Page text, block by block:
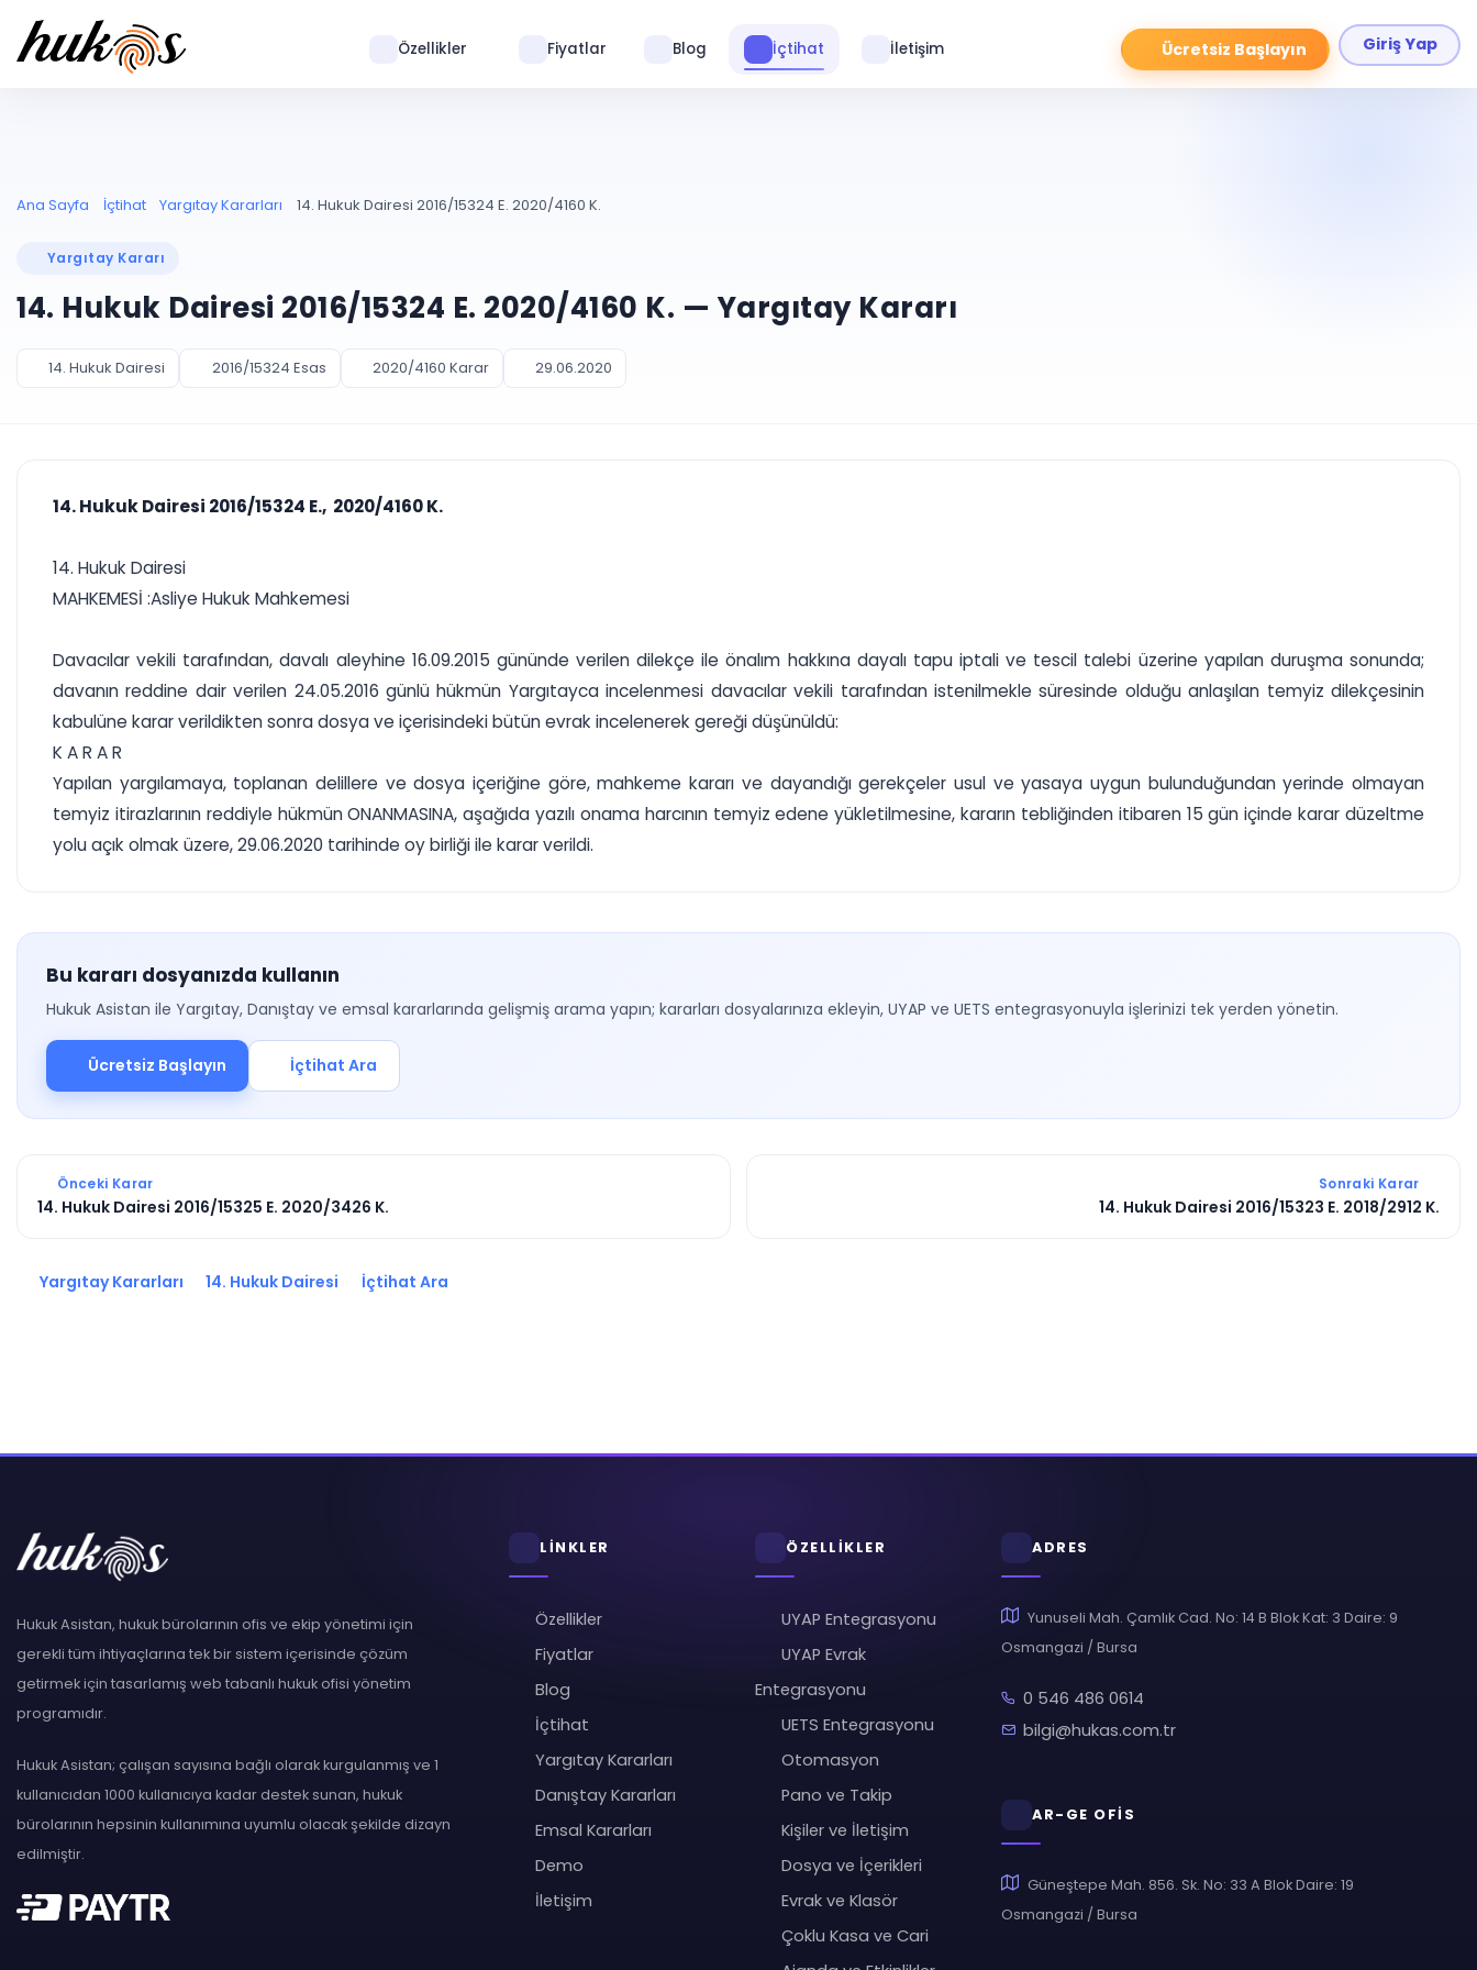
Ücretsiz Başlayın Giriş Yap
Özellikler Fiyatlar Blog İçtihat İletişim
Ana Sayfa İçtihat Yargıtay Kararları 14. Hukuk Dairesi 2016/15324 E. 2020/4160 K.
Yargıtay Kararı
14. Hukuk Dairesi 2016/15324 E. 2020/4160 K. — Yargıtay Kararı
14. Hukuk Dairesi 2016/15324 Esas 2020/4160 Karar 29.06.2020
14. Hukuk Dairesi 2016/15324 E., 2020/4160 K.
14. Hukuk Dairesi
MAHKEMESİ :Asliye Hukuk Mahkemesi
Davacılar vekili tarafından, davalı aleyhine 16.09.2015 gününde verilen dilekçe ile önalım hakkına dayalı tapu iptali ve tescil talebi üzerine yapılan duruşma sonunda;
davanın reddine dair verilen 24.05.2016 günlü hükmün Yargıtayca incelenmesi davacılar vekili tarafından istenilmekle süresinde olduğu anlaşılan temyiz dilekçesinin
kabulüne karar verildikten sonra dosya ve içerisindeki bütün evrak incelenerek gereği düşünüldü:
K A R A R
Yapılan yargılamaya, toplanan delillere ve dosya içeriğine göre, mahkeme kararı ve dayandığı gerekçeler usul ve yasaya uygun bulunduğundan yerinde olmayan
temyiz itirazlarının reddiyle hükmün ONANMASINA, aşağıda yazılı onama harcının temyiz edene yükletilmesine, kararın tebliğinden itibaren 15 gün içinde karar düzeltme
yolu açık olmak üzere, 29.06.2020 tarihinde oy birliği ile karar verildi.
Bu kararı dosyanızda kullanın
Hukuk Asistan ile Yargıtay, Danıştay ve emsal kararlarında gelişmiş arama yapın; kararları dosyalarınıza ekleyin, UYAP ve UETS entegrasyonuyla işlerinizi tek yerden yönetin.
Ücretsiz Başlayın İçtihat Ara
Önceki Karar
14. Hukuk Dairesi 2016/15325 E. 2020/3426 K.
Sonraki Karar
14. Hukuk Dairesi 2016/15323 E. 2018/2912 K.
Yargıtay Kararları 14. Hukuk Dairesi İçtihat Ara
Hukuk Asistan, hukuk bürolarının ofis ve ekip yönetimi için
gerekli tüm ihtiyaçlarına tek bir sistem içerisinde çözüm
getirmek için tasarlamış web tabanlı hukuk ofisi yönetim
programıdır.
Hukuk Asistan; çalışan sayısına bağlı olarak kurgulanmış ve 1
kullanıcıdan 1000 kullanıcıya kadar destek sunan, hukuk
bürolarının hepsinin kullanımına uyumlu olacak şekilde dizayn
edilmiştir.
LİNKLER
Özellikler
Fiyatlar
Blog
İçtihat
Yargıtay Kararları
Danıştay Kararları
Emsal Kararları
Demo
İletişim
ÖZELLİKLER
UYAP Entegrasyonu
UYAP Evrak
Entegrasyonu
UETS Entegrasyonu
Otomasyon
Pano ve Takip
Kişiler ve İletişim
Dosya ve İçerikleri
Evrak ve Klasör
Çoklu Kasa ve Cari
ADRES
Yunuseli Mah. Çamlık Cad. No: 14 B Blok Kat: 3 Daire: 9
Osmangazi / Bursa
0 546 486 0614
bilgi@hukas.com.tr
AR-GE OFİS
Güneştepe Mah. 856. Sk. No: 33 A Blok Daire: 19
Osmangazi / Bursa